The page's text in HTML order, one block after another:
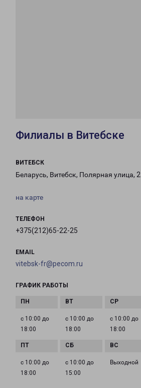
Филиалы в Витебске
ВИТЕБСК
Беларусь, Витебск, Полярная улица, 2
на карте
ТЕЛЕФОН
+375(212)65-22-25
EMAIL
vitebsk-fr@pecom.ru
ГРАФИК РАБОТЫ
с 10:00 до
18:00
с 10:00 до
18:00
с 10:00 до
18:00
с 10:00 до
18:00
с 10:00 до
15:00
Выходной